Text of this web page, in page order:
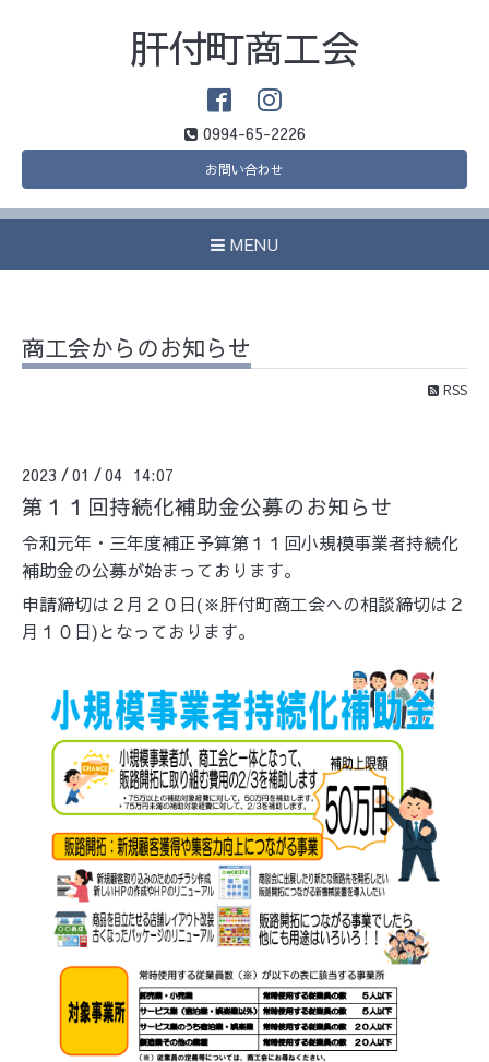
肝付町商工会
0994-65-2226
お問い合わせ
MENU
商工会からのお知らせ
RSS
2023 /01 /04 14:07
第１１回持続化補助金公募のお知らせ
令和元年・三年度補正予算第１１回小規模事業者持続化
補助金の公募が始まっております。
申請締切は２月２０日(※肝付町商工会への相談締切は２
月１０日)となっております。